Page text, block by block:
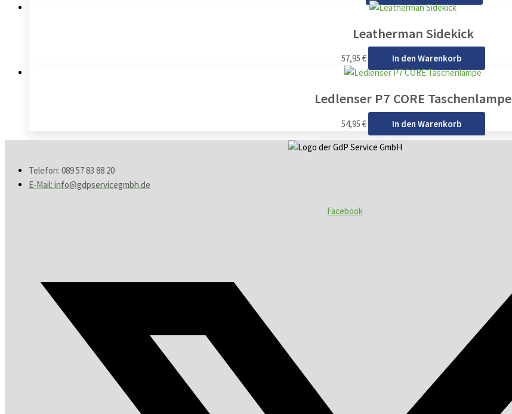
Leatherman Sidekick
57,95 € In den Warenkorb
Ledlenser P7 CORE Taschenlampe
54,95 € In den Warenkorb
Telefon: 089 57 83 88 20
E-Mail: info@gdpservicegmbh.de
Facebook